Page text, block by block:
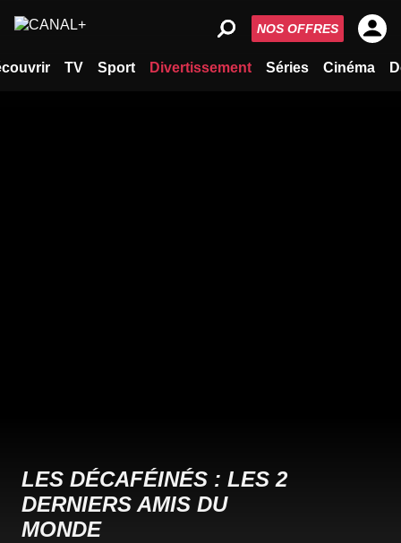
TV Sport Divertissement Séries Cinéma
NOS OFFRES
LES DÉCAFÉINÉS : LES 2
DERNIERS AMIS DU
MONDE